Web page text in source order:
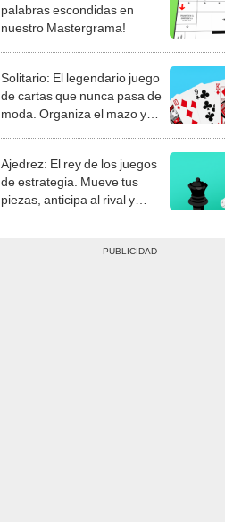
palabras escondidas en
nuestro Mastergrama!
Solitario: El legendario juego
de cartas que nunca pasa de
moda. Organiza el mazo y
Ajedrez: El rey de los juegos
de estrategia. Mueve tus
piezas, anticipa al rival y